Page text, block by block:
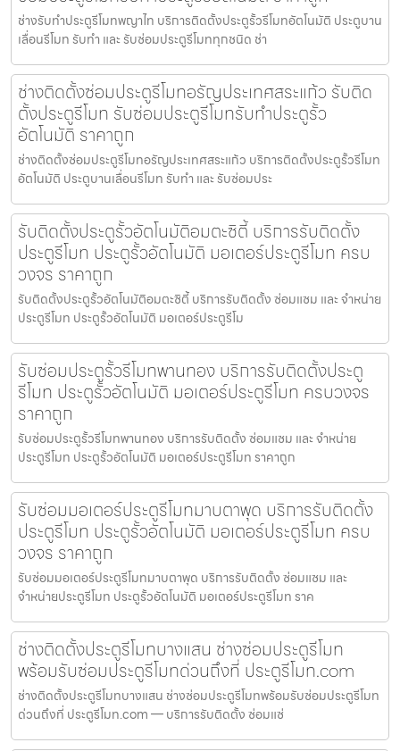
ช่างรับทำประตูรีโมทพญาไท บริการติดตั้งประตูรั้วรีโมทอัตโนมัติ ประตูบาน
เลื่อนรีโมท รับทำ และ รับซ่อมประตูรีโมททุกชนิด ช่า
ช่างติดตั้งซ่อมประตูรีโมทอรัญประเทศสระแก้ว รับติด
ตั้งประตูรีโมท รับซ่อมประตูรีโมทรับทำประตูรั้ว
อัตโนมัติ ราคาถูก
ช่างติดตั้งซ่อมประตูรีโมทอรัญประเทศสระแก้ว บริการติดตั้งประตูรั้วรีโมท
อัตโนมัติ ประตูบานเลื่อนรีโมท รับทำ และ รับซ่อมประ
รับติดตั้งประตูรั้วอัตโนมัติอมตะซิตี้ บริการรับติดตั้ง
ประตูรีโมท ประตูรั้วอัตโนมัติ มอเตอร์ประตูรีโมท ครบ
วงจร ราคาถูก
รับติดตั้งประตูรั้วอัตโนมัติอมตะซิตี้ บริการรับติดตั้ง ซ่อมแซม และ จำหน่าย
ประตูรีโมท ประตูรั้วอัตโนมัติ มอเตอร์ประตูรีโม
รับซ่อมประตูรั้วรีโมทพานทอง บริการรับติดตั้งประตู
รีโมท ประตูรั้วอัตโนมัติ มอเตอร์ประตูรีโมท ครบวงจร
ราคาถูก
รับซ่อมประตูรั้วรีโมทพานทอง บริการรับติดตั้ง ซ่อมแซม และ จำหน่าย
ประตูรีโมท ประตูรั้วอัตโนมัติ มอเตอร์ประตูรีโมท ราคาถูก
รับซ่อมมอเตอร์ประตูรีโมทมาบตาพุด บริการรับติดตั้ง
ประตูรีโมท ประตูรั้วอัตโนมัติ มอเตอร์ประตูรีโมท ครบ
วงจร ราคาถูก
รับซ่อมมอเตอร์ประตูรีโมทมาบตาพุด บริการรับติดตั้ง ซ่อมแซม และ
จำหน่ายประตูรีโมท ประตูรั้วอัตโนมัติ มอเตอร์ประตูรีโมท ราค
ช่างติดตั้งประตูรีโมทบางแสน ช่างซ่อมประตูรีโมท
พร้อมรับซ่อมประตูรีโมทด่วนถึงที่ ประตูรีโมท.com
ช่างติดตั้งประตูรีโมทบางแสน ช่างซ่อมประตูรีโมทพร้อมรับซ่อมประตูรีโมท
ด่วนถึงที่ ประตูรีโมท.com — บริการรับติดตั้ง ซ่อมแซ่